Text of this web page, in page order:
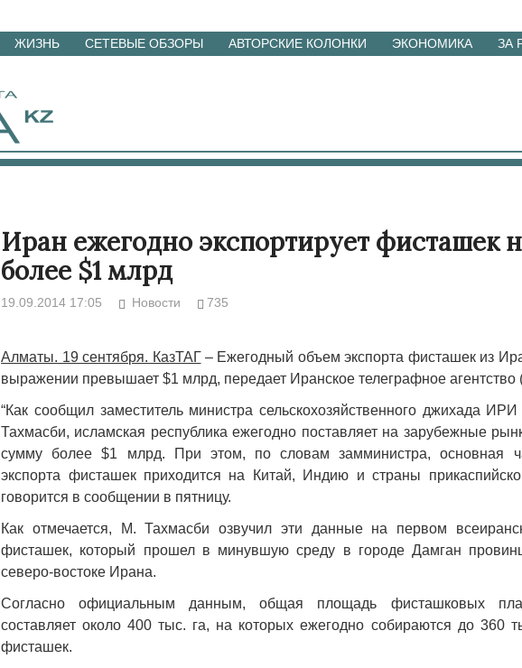
ЖИЗНЬ СЕТЕВЫЕ ОБЗОРЫ АВТОРСКИЕ КОЛОНКИ ЭКОНОМИКА ЗА
Иран ежегодно экспортирует фисташек
более $1 млрд
19.09.2014 17:05 Новости 735
Алматы. 19 сентября. КазТАГ– Ежегодный объем экспорта фисташек из
выражении превышает $1 млрд, передает Иранское телеграфное агентство
“Как сообщил заместитель министра сельскохозяйственного джихада
Тахмасби, исламская республика ежегодно поставляет на зарубежные
сумму более $1 млрд. При этом, по словам замминистра, основная
экспорта фисташек приходится на Китай, Индию и страны
говорится в сообщении в пятницу.
Как отмечается, М. Тахмасби озвучил эти данные на первом
фисташек, который прошел в минувшую среду в городе Дамган
северо-востоке Ирана.
Согласно официальным данным, общая площадь фисташковых
составляет около 400 тыс. га, на которых ежегодно собираются до 360
фисташек.
Народ выбрал свет
Странная
Дарига не